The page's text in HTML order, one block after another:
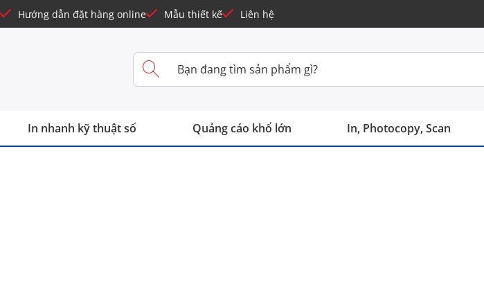
Hướng dẫn đặt hàng online Mẫu thiết kế Liên hệ
In nhanh kỹ thuật số Quảng cáo khổ lớn In, Photocopy, Scan